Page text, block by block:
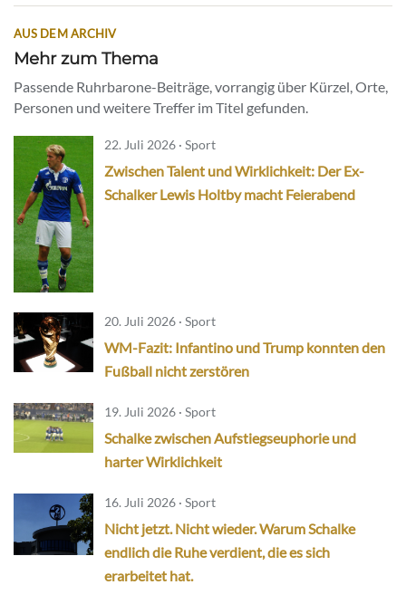
AUS DEM ARCHIV
Mehr zum Thema
Passende Ruhrbarone-Beiträge, vorrangig über Kürzel, Orte,
Personen und weitere Treffer im Titel gefunden.
22. Juli 2026 · Sport
Zwischen Talent und Wirklichkeit: Der Ex-
Schalker Lewis Holtby macht Feierabend
20. Juli 2026 · Sport
WM-Fazit: Infantino und Trump konnten den
Fußball nicht zerstören
19. Juli 2026 · Sport
Schalke zwischen Aufstiegseuphorie und
harter Wirklichkeit
16. Juli 2026 · Sport
Nicht jetzt. Nicht wieder. Warum Schalke
endlich die Ruhe verdient, die es sich
erarbeitet hat.